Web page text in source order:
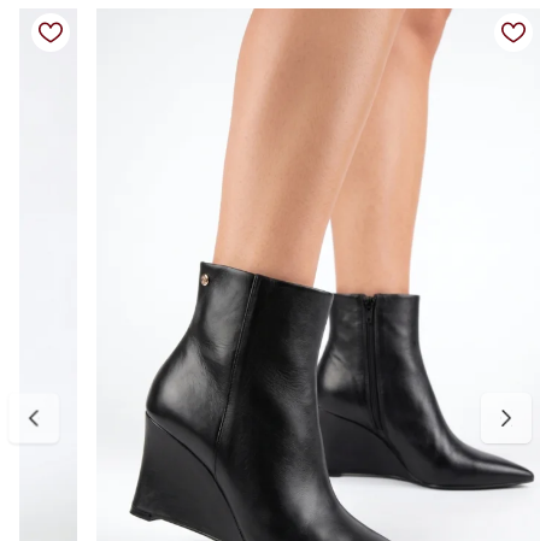
Cor: preto
Salto: baixo (tratorado)
Material interno (forro): poliéster
Solado: emborrachado antiderrapante (micro expandido)
Diferenciais: cano com elástico que facilita o calce e melhora o
ajuste, sola tratorada que proporciona mais estabilidade, conforto
para uso prolongado, design moderno e versátil, ideal para
34 — aproximadamente 23,7 cm
35 — aproximadamente 24,3 cm
36 — aproximadamente 24,9 cm
37 — aproximadamente 25,5 cm
38 — aproximadamente 26,1 cm
39 — aproximadamente 26,7 cm
Para escolher o tamanho ideal, meça seu pé do dedão até o
calcanhar e adicione cerca de 0,5 cm de folga para garantir conforto
no uso. Se estiver entre dois tamanhos, opte pelo maior para um
encaixe mais confortável. E, se precisar ajustar, a primeira troca é